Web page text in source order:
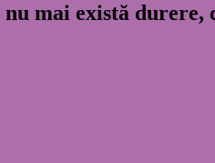
mai există